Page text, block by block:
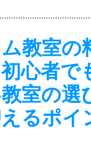
ム教室の
心者で
室の選
えるポイ